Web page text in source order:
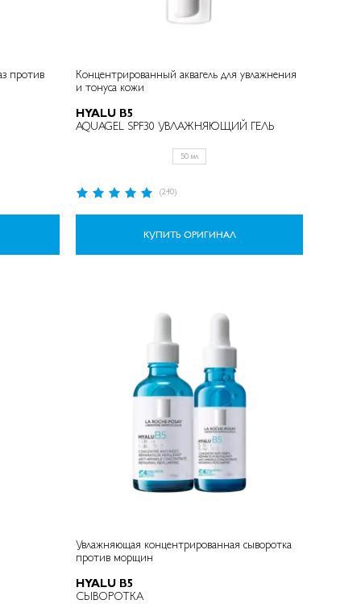
против
Концентрированный аквагель для увлажнения
и тонуса кожи ​
HYALU B5
AQUAGEL SPF30 УВЛАЖНЯЮЩИЙ ГЕЛЬ
50 мл
Рейтинг:
(240)
КУПИТЬ ОРИГИНАЛ
Увлажняющая концентрированная сыворотка
против морщин
HYALU B5
СЫВОРОТКА